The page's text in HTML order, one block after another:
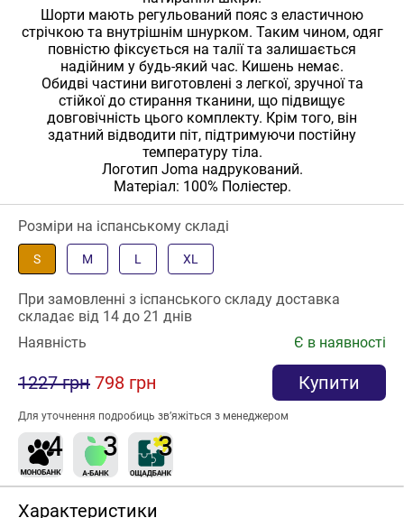
Шорти мають регульований пояс з еластичною
стрічкою та внутрішнім шнурком. Таким чином, одяг
повністю фіксується на талії та залишається
надійним у будь-який час. Кишень немає.
Обидві частини виготовлені з легкої, зручної та
стійкої до стирання тканини, що підвищує
довговічність цього комплекту. Крім того, він
здатний відводити піт, підтримуючи постійну
температуру тіла.
Логотип Joma надрукований.
Матеріал: 100% Поліестер.
Розміри на іспанському складі
S M L XL
При замовленні з іспанського складу доставка
складає від 14 до 21 днів
Наявність
Є в наявності
1227 грн 798 грн Купити
Для уточнення подробиць зв’яжіться з менеджером
Характеристики